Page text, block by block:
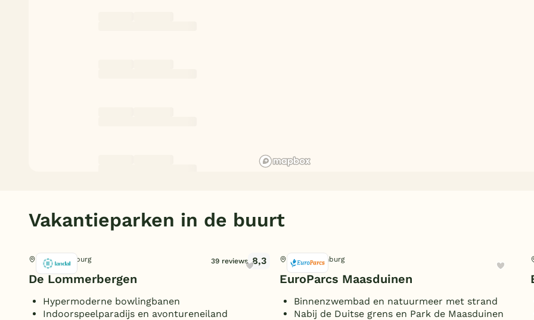
Vakantieparken in de buurt
Reuver, Limburg 39 reviews 8,3
De Lommerbergen
Hypermoderne bowlingbanen
Indoorspeelparadijs en avontureneiland
Belfeld, Limburg
EuroParcs Maasduinen
Binnenzwembad en natuurmeer met strand
Nabij de Duitse grens en Park de Maasduinen